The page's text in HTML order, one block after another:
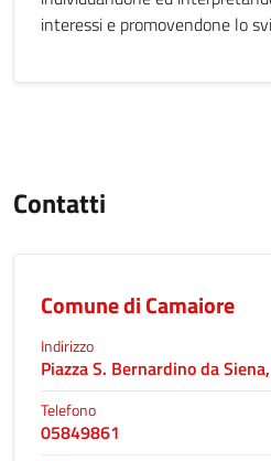
interessi e promovendone lo
Contatti
Comune di Camaiore
Indirizzo
Piazza S. Bernardino da
Telefono
05849861